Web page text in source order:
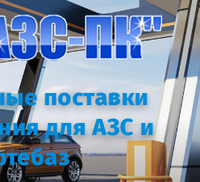
поставки
для АЗС и